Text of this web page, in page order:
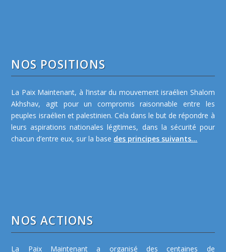
NOS POSITIONS
La Paix Maintenant, à l’instar du mouvement israélien Shalom
Akhshav, agit pour un compromis raisonnable entre les
peuples israélien et palestinien. Cela dans le but de répondre à
leurs aspirations nationales légitimes, dans la sécurité pour
chacun d’entre eux, sur la base des principes suivants...
NOS ACTIONS
La Paix Maintenant a organisé des centaines de